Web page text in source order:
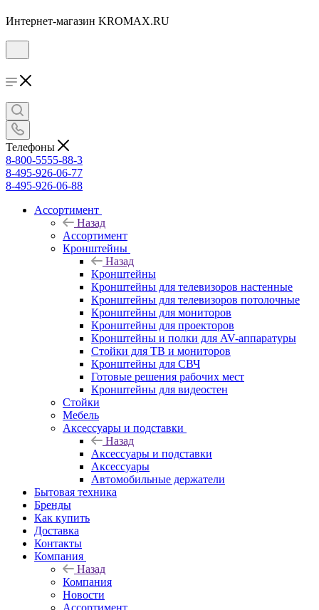
Интернет-магазин KROMAX.RU
Телефоны
8-800-5555-88-3
8-495-926-06-77
8-495-926-06-88
Ассортимент
Назад
Ассортимент
Кронштейны
Назад
Кронштейны
Кронштейны для телевизоров настенные
Кронштейны для телевизоров потолочные
Кронштейны для мониторов
Кронштейны для проекторов
Кронштейны и полки для AV-аппаратуры
Стойки для ТВ и мониторов
Кронштейны для СВЧ
Готовые решения рабочих мест
Кронштейны для видеостен
Стойки
Мебель
Аксессуары и подставки
Назад
Аксессуары и подставки
Аксессуары
Автомобильные держатели
Бытовая техника
Бренды
Как купить
Доставка
Контакты
Компания
Назад
Компания
Новости
Ассортимент